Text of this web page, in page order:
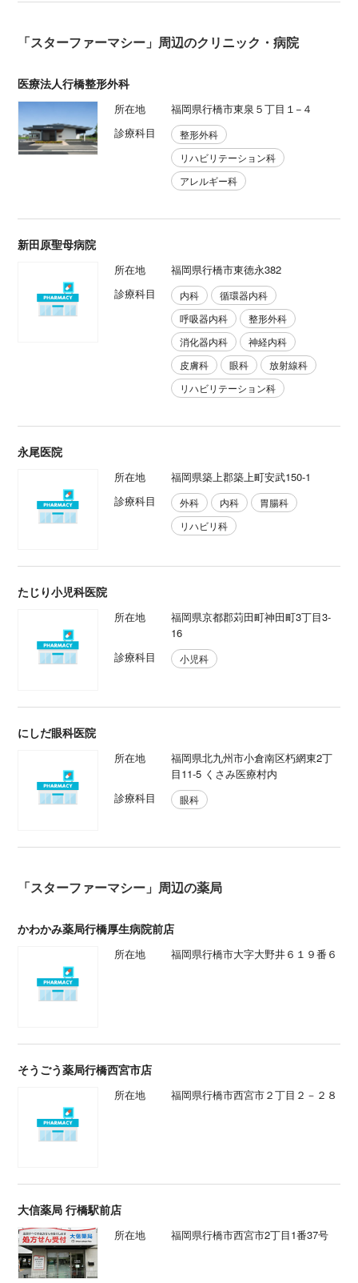
「スターファーマシー」周辺のクリニック・病院
医療法人行橋整形外科
所在地
福岡県行橋市東泉５丁目１−４
診療科目
整形外科
リハビリテーション科
アレルギー科
新田原聖母病院
所在地
福岡県行橋市東徳永382
診療科目
内科
循環器内科
呼吸器内科
整形外科
消化器内科
神経内科
皮膚科
眼科
放射線科
リハビリテーション科
永尾医院
所在地
福岡県築上郡築上町安武150-1
診療科目
外科 内科
胃腸科
リハビリ科
たじり小児科医院
所在地
福岡県京都郡苅田町神田町3丁目3-
16
診療科目
小児科
にしだ眼科医院
所在地
福岡県北九州市小倉南区朽網東2丁
目11-5 くさみ医療村内
診療科目
眼科
「スターファーマシー」周辺の薬局
かわかみ薬局行橋厚生病院前店
所在地 福岡県行橋市大字大野井６１９番６
そうごう薬局行橋西宮市店
所在地 福岡県行橋市西宮市２丁目２－２８
大信薬局 行橋駅前店
所在地 福岡県行橋市西宮市2丁目1番37号